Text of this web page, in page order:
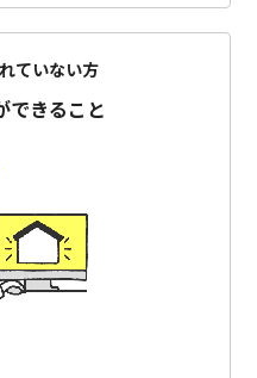
ていない方
できること